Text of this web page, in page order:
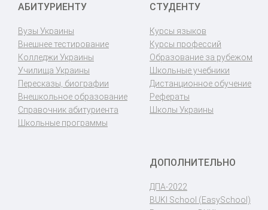
АБИТУРИЕНТУ
Вузы Украины
Внешнее тестирование
Колледжи Украины
Училища Украины
Пересказы, биографии
Внешкольное образование
Справочник абитуриента
Школьные программы
СТУДЕНТУ
Курсы языков
Курсы профессий
Образование за рубежом
Школьные учебники
Дистанционное обучение
Рефераты
Школы Украины
ДОПОЛНИТЕЛЬНО
ДПА-2022
BUKI School (EasySchool)